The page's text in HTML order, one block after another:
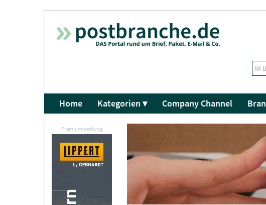
Home Kategorien ▾ Company Channel
Premiumwerbung